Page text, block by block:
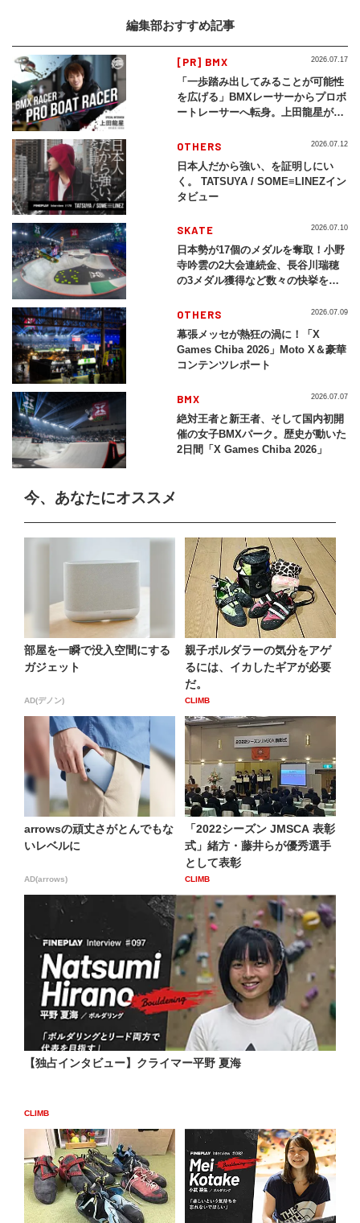
編集部おすすめ記事
[PR] BMX
「一歩踏み出してみることが可能性
を広げる」BMXレーサーからプロボ
ートレーサーへ転身。上田龍星が体
2026.07.17
OTHERS
日本人だから強い、を証明しにい
く。 TATSUYA / SOME≡LINEZイン
タビュー
2026.07.12
SKATE
日本勢が17個のメダルを奪取！小野
寺吟雲の2大会連続金、長谷川瑞穂
の3メダル獲得など数々の快挙をプ
2026」
2026.07.10
OTHERS
幕張メッセが熱狂の渦に！「X
Games Chiba 2026」Moto X＆豪華
コンテンツレポート
2026.07.09
BMX
絶対王者と新王者、そして国内初開
催の女子BMXパーク。歴史が動いた
2日間「X Games Chiba 2026」
2026.07.07
今、あなたにオススメ
部屋を一瞬で没入空間にする
ガジェット
AD(デノン)
親子ボルダラーの気分をアゲ
るには、イカしたギアが必要
だ。
CLIMB
arrowsの頑丈さがとんでもな
いレベルに
AD(arrows)
「2022シーズン JMSCA 表彰
式」緒方・藤井らが優秀選手
として表彰
CLIMB
【独占インタビュー】クライマー平野 夏海
CLIMB